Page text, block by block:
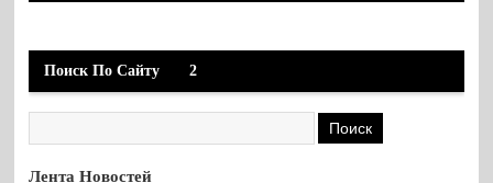
Поиск По Сайту 2
Лента Новостей